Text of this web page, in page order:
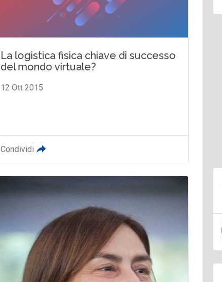
La logistica fisica chiave di successo
del mondo virtuale?
12 Ott 2015
Condividi